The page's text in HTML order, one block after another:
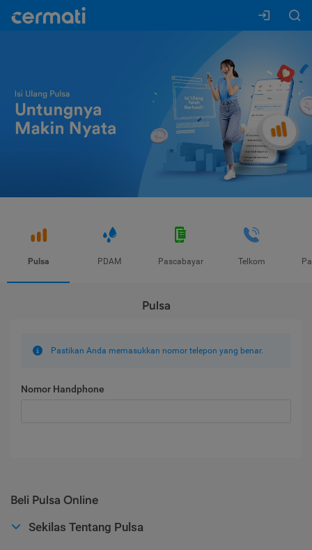
Pulsa PDAM Pascabayar Telkom
Pulsa
Pastikan Anda memasukkan nomor telepon yang benar.
Nomor Handphone
Beli Pulsa Online
Sekilas Tentang Pulsa